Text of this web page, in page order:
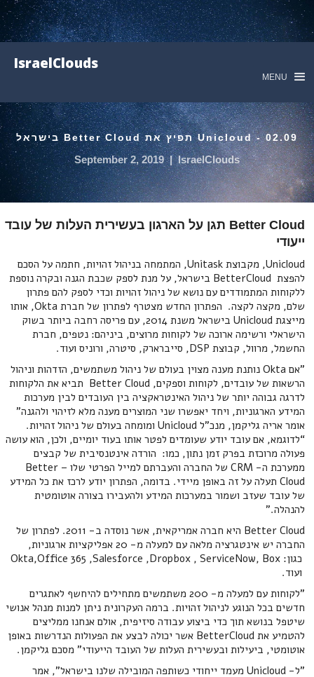
IsraelClouds
MENU
02.09 - Unicloud תפיץ את Better Cloud בישראל
IsraelClouds
|
September 2, 2019
Better Cloud תגן על הארגון בעשירית העלות של עובד
ייעודי
Unicloud, מקבוצת Unitask, המתמחה בניהול זהויות, חתמה על הסכם
להפצת BetterCloud בישראל, על מנת לספק שכבת הגנה ובקרה נוספת
ללקוחות המתמודדים עם נושא של ניהול זהויות וכדי לספק להם פתרון
שלם, מקצה לקצה. הפתרון החדש מצטרף לפתרון של חברת Okta, אותו
מייצגת Unicloud בישראל משנת 2014, עם פריסה רחבה ביותר בשוק
הישראלי ורשימה ארוכה של לקוחות מרוצים, ביניהם: נטפים, חברת
החשמל, מרוול, קבוצת DSP, סייברארק, סיטרה, ורוניס ועוד.
"אם Okta נותנת מענה מצוין בעולם של ניהול משתמשים, הזדהות וניהול
הרשאות של עובדים, לקוחות וספקים, Better Cloud תביא את הלקוחות
לדרגה גבוהה יותר של ניהול האינטראקציה בין העובדים לבין מערכות
המידע הארגוניות, ויחד יאפשרו שני המוצרים מענה מלא לזיהוי ולהגנה"
אומר אריה גליקמן, מנכ"ל Unicloud ומומחה בעולם של ניהול זהויות.
“לדוגמא, אם עובד יודע שעומדים לפטר אותו בעוד יומיים, ולכן, הוא עושה
פעולה מרוכזת בפרק זמן נתון, כמו: הורדה אינטנסיבית של קבצים
ממערכת ה- CRM של החברה והעברתם למייל הפרטי שלו – Better
Cloud תעלה על זה באופן מיידי. בדומה, הפתרון יודע לרכז את כל המידע
של עובד שעזב ושמור במערכות המידע ולהעבירו בצורה אוטומטית
להנהלה."
Better Cloud היא חברה אמריקאית, אשר נוסדה ב- 2011. לפתרון של
החברה יש אינטגרציה מלאה עם למעלה מ- 20 אפליקציות ארגוניות,
כגון: Okta,Office 365 ,Salesforce ,Dropbox , ServiceNow, Box
ועוד.
"לקוחות עם למעלה מ- 200 משתמשים מתחילים להיחשף לאתגרים
חדשים בכל הנוגע לניהול זהויות. ברמה העקרונית ניתן למנות מנהל אנושי
שיטפל בנושא תוך כדי ביצוע עבודה סיזיפית, אולם אנחנו ממליצים
להטמיע את BetterCloud אשר יכולה לבצע את הפעולות הנדרשות באופן
אוטומטי, ביעילות ובעשירית העלות של העובד הייעודי" מסכם גליקמן.
"ל- Unicloud מעמד ייחודי כשותפה המובילה שלנו בישראל", אמר